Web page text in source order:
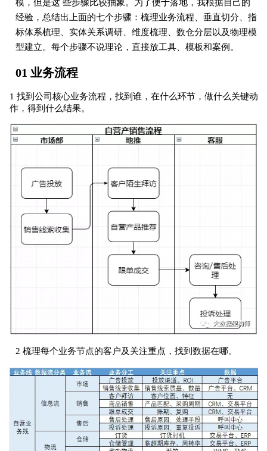
模，但是这 些步骤比较抽象。为了便于落地，我根据自己的
经验，总结出上面的七个步骤：梳理业务流程、垂直切分、指
标体系梳理、实体关系调研、维度梳理、数仓分层以及物理模
型建立。每个步骤不说理论，直接放工具、模板和案例。
01 业务流程
1 找到公司核心业务流程，找到谁，在什么环节，做什么关键动
作，得到什么结果。
2 梳理每个业务节点的客户及关注重点，找到数据在哪。